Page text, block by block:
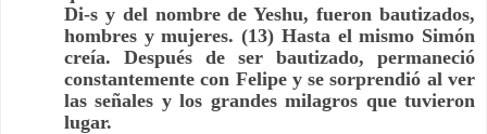
Di-s y del nombre de Yeshu, fueron bautizados,
hombres y mujeres. (13) Hasta el mismo Simón
creía. Después de ser bautizado, permaneció
constantemente con Felipe y se sorprendió al ver
las señales y los grandes milagros que tuvieron
lugar.